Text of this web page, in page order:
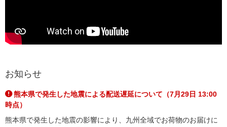
お知らせ
熊本県で発生した地震による配送遅延について（7月29日 13:00
時点）
熊本県で発生した地震の影響により、九州全域でお荷物のお届けに